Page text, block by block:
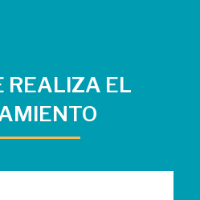
REALIZA EL